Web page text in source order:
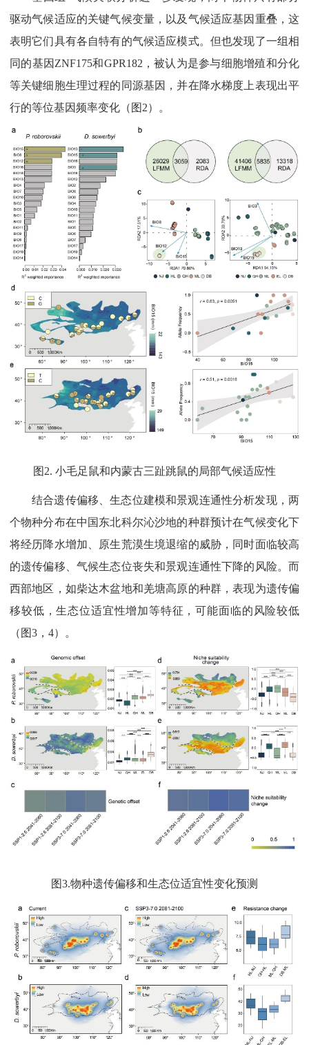
驱动气候适应的关键气候变量，以及气候适应基因重叠，这
表明它们具有各自特有的气候适应模式。但也发现了一组相
同的基因ZNF175和GPR182，被认为是参与细胞增殖和分化
等关键细胞生理过程的同源基因，并在降水梯度上表现出平
行的等位基因频率变化（图2）。
图2. 小毛足鼠和内蒙古三趾跳鼠的局部气候适应性
结合遗传偏移、生态位建模和景观连通性分析发现，两
个物种分布在中国东北科尔沁沙地的种群预计在气候变化下
将经历降水增加、原生荒漠生境退缩的威胁，同时面临较高
的遗传偏移、气候生态位丧失和景观连通性下降的风险。而
西部地区，如柴达木盆地和羌塘高原的种群，表现为遗传偏
移较低，生态位适宜性增加等特征，可能面临的风险较低
（图3，4）。
图3.物种遗传偏移和生态位适宜性变化预测